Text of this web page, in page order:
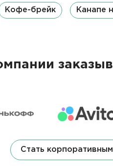
Кофе-брейк Канапе
Стать